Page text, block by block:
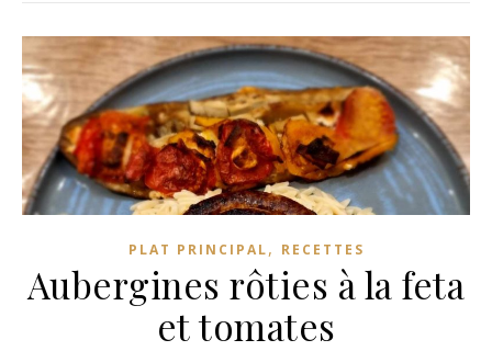
PLAT PRINCIPAL, RECETTES
Aubergines rôties à la feta
et tomates